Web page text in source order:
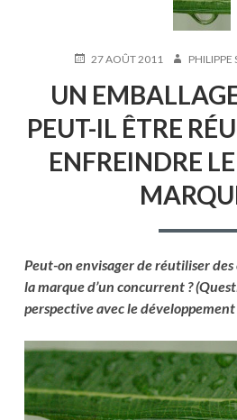
PUBLIÉ27 AOÛT 2011 AUTEURPHILIPPE
UN
PEUT-IL ÊTRE
ENFREINDRE
Peut-on envisager de réutiliser
la marque d’un concurrent ?
perspective avec le